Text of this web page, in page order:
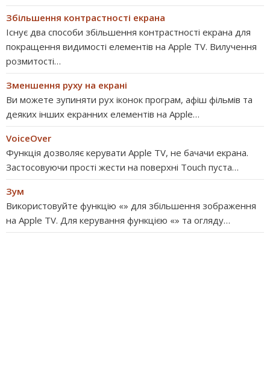
Збільшення контрастності екрана
Існує два способи збільшення контрастності екрана для
покращення видимості елементів на Apple TV. Вилучення
розмитості…
Зменшення руху на екрані
Ви можете зупиняти рух іконок програм, афіш фільмів та
деяких інших екранних елементів на Apple…
VoiceOver
Функція дозволяє керувати Apple TV, не бачачи екрана.
Застосовуючи прості жести на поверхні Touch пуста…
Зум
Використовуйте функцію «» для збільшення зображення
на Apple TV. Для керування функцією «» та огляду…